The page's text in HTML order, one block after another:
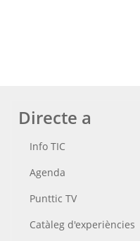
Directe a
Info TIC
Agenda
Punttic TV
Catàleg d'experiències